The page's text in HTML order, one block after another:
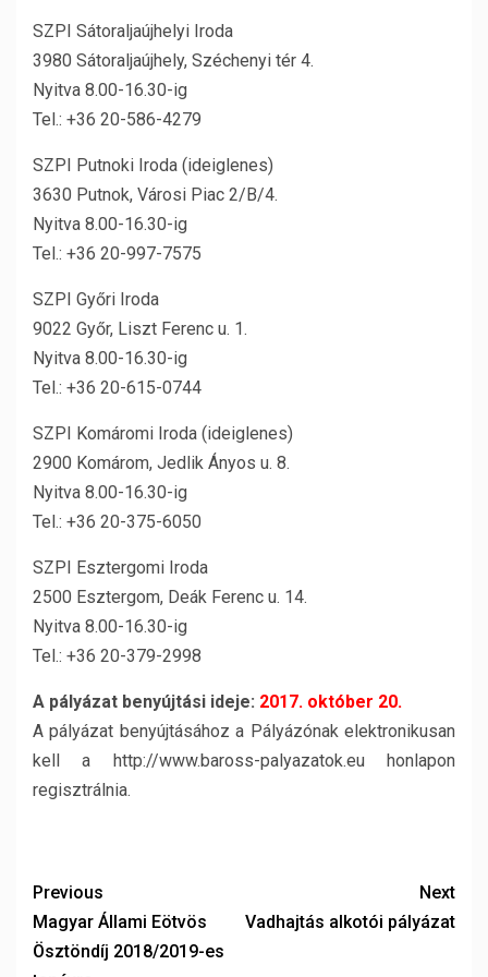
SZPI Sátoraljaújhelyi Iroda
3980 Sátoraljaújhely, Széchenyi tér 4.
Nyitva 8.00-16.30-ig
Tel.: +36 20-586-4279
SZPI Putnoki Iroda (ideiglenes)
3630 Putnok, Városi Piac 2/B/4.
Nyitva 8.00-16.30-ig
Tel.: +36 20-997-7575
SZPI Győri Iroda
9022 Győr, Liszt Ferenc u. 1.
Nyitva 8.00-16.30-ig
Tel.: +36 20-615-0744
SZPI Komáromi Iroda (ideiglenes)
2900 Komárom, Jedlik Ányos u. 8.
Nyitva 8.00-16.30-ig
Tel.: +36 20-375-6050
SZPI Esztergomi Iroda
2500 Esztergom, Deák Ferenc u. 14.
Nyitva 8.00-16.30-ig
Tel.: +36 20-379-2998
A pályázat benyújtási ideje: 2017. október 20.
A pályázat benyújtásához a Pályázónak elektronikusan
kell a http://www.baross-palyazatok.eu honlapon
regisztrálnia.
Previous
Magyar Állami Eötvös
Ösztöndíj 2018/2019-es
Next
Vadhajtás alkotói pályázat